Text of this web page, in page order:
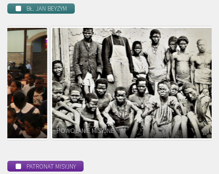
BŁ. JAN BEYZYM
POWOŁANIE MISYJNE
PATRONAT MISYJNY